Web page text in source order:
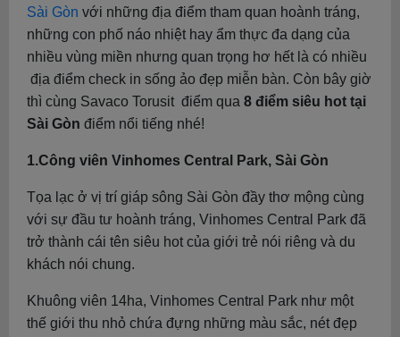
Sài Gòn với những địa điểm tham quan hoành tráng,
những con phố náo nhiệt hay ẩm thực đa dạng của
nhiều vùng miền nhưng quan trọng hơ hết là có nhiều
địa điểm check in sống ảo đẹp miễn bàn. Còn bây giờ
thì cùng Savaco Torusit điểm qua 8 điểm siêu hot tại
Sài Gòn điểm nổi tiếng nhé!
1.Công viên Vinhomes Central Park, Sài Gòn
Tọa lạc ở vị trí giáp sông Sài Gòn đầy thơ mộng cùng
với sự đầu tư hoành tráng, Vinhomes Central Park đã
trở thành cái tên siêu hot của giới trẻ nói riêng và du
khách nói chung.
Khuông viên 14ha, Vinhomes Central Park như một
thế giới thu nhỏ chứa đựng những màu sắc, nét đẹp